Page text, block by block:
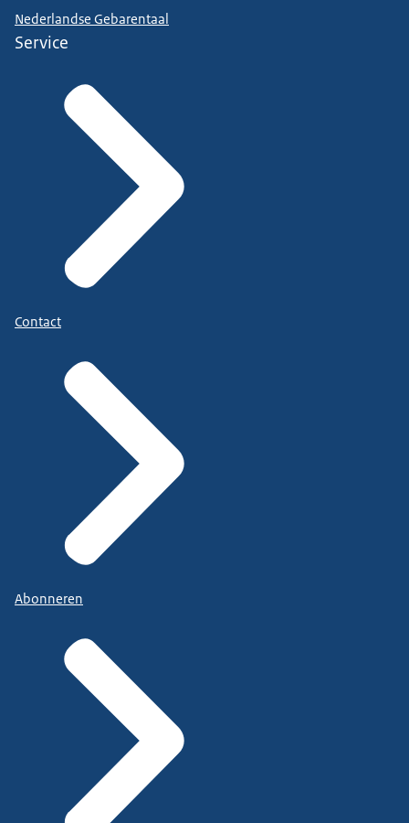
Nederlandse Gebarentaal
Service
Contact
Abonneren